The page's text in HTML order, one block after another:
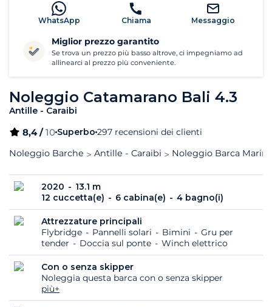
Noleggio Catamarano Bali 4.3
Antille - Caraibi
8,4 /10 Superbo 297 recensioni dei clienti
Noleggio Barche
Antille - Caraibi Noleggio Barca
2020
13.1 m
12 cuccetta(e)
6 cabina(e) 4 bagno(i)
Attrezzature principali
Flybridge
Pannelli solari Bimini
Gru per
tender
Doccia sul ponte Winch elettrico
Con o senza skipper
Noleggia questa barca con o senza skipper
più+
WhatsApp Chiama Messaggio
Miglior prezzo garantito
Se trova un prezzo più basso altrove, ci impegniamo ad
allinearci al prezzo più conveniente.